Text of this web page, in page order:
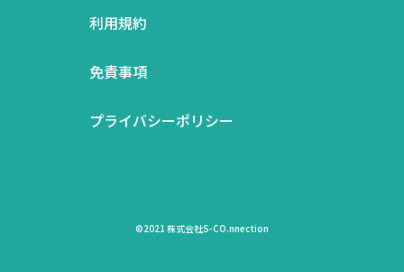
利用規約
免責事項
プライバシーポリシー
©2021 株式会社S-CO.nnection